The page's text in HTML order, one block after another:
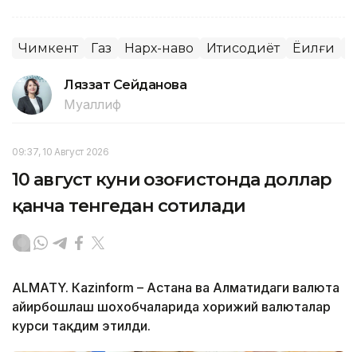
Чимкент Газ Нарх-наво Иқтисодиёт Ёқилғи
Ляззат Сейданова
Муаллиф
09:37, 10 Август 2026
10 август куни Қозоғистонда доллар
қанча тенгедан сотилади
ALMATY. Кazinform – Астана ва Алматидаги валюта
айирбошлаш шохобчаларида хорижий валюталар
курси тақдим этилди.